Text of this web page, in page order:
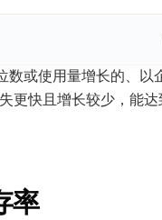
或使用量增长的、
更快且增长较少，能
率